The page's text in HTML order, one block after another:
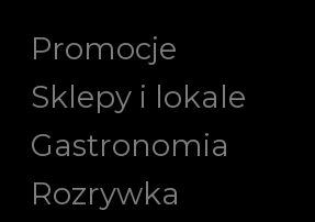
Promocje
Sklepy i lokale
Gastronomia
Rozrywka